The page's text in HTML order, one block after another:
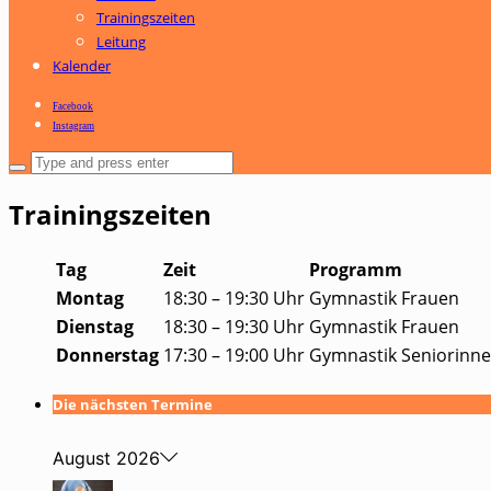
Trainingszeiten
Leitung
Kalender
Facebook
Instagram
Trainingszeiten
Tag Zeit
Programm
Montag
18:30 – 19:30 Uhr Gymnastik Frauen
Dienstag
18:30 – 19:30 Uhr Gymnastik Frauen
Donnerstag 17:30 – 19:00 Uhr Gymnastik
Die nächsten Termine
August 2026